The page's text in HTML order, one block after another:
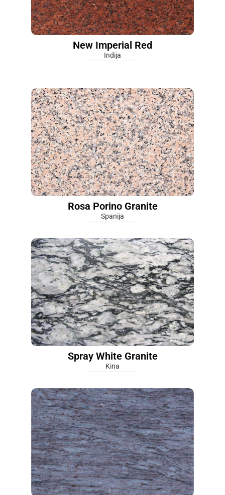
New Imperial Red
Indija
Rosa Porino Granite
Spanija
Spray White Granite
Kina